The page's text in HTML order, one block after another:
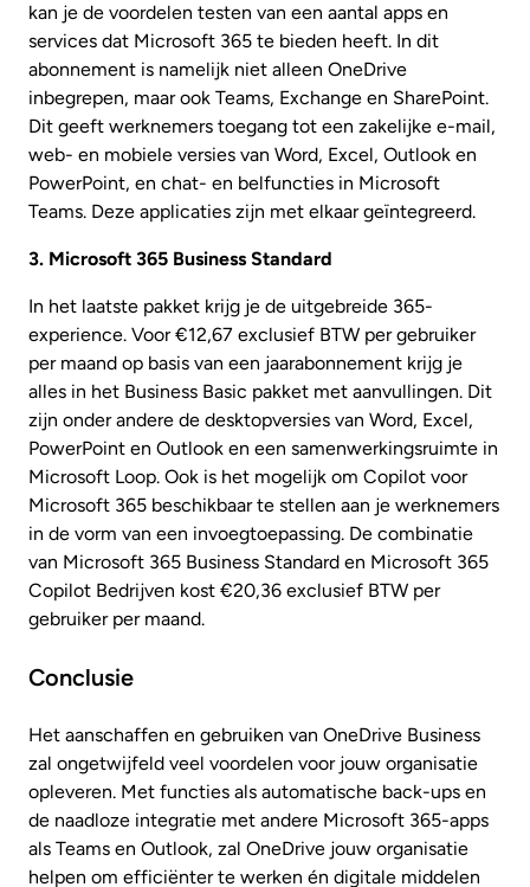
kan je de voordelen testen van een aantal apps en
services dat Microsoft 365 te bieden heeft. In dit
abonnement is namelijk niet alleen OneDrive
inbegrepen, maar ook Teams, Exchange en SharePoint.
Dit geeft werknemers toegang tot een zakelijke e-mail,
web- en mobiele versies van Word, Excel, Outlook en
PowerPoint, en chat- en belfuncties in Microsoft
Teams. Deze applicaties zijn met elkaar geïntegreerd.
3. Microsoft 365 Business Standard
In het laatste pakket krijg je de uitgebreide 365-
experience. Voor €12,67 exclusief BTW per gebruiker
per maand op basis van een jaarabonnement krijg je
alles in het Business Basic pakket met aanvullingen. Dit
zijn onder andere de desktopversies van Word, Excel,
PowerPoint en Outlook en een samenwerkingsruimte in
Microsoft Loop. Ook is het mogelijk om Copilot voor
Microsoft 365 beschikbaar te stellen aan je werknemers
in de vorm van een invoegtoepassing. De combinatie
van Microsoft 365 Business Standard en Microsoft 365
Copilot Bedrijven kost €20,36 exclusief BTW per
gebruiker per maand.
Conclusie
Het aanschaffen en gebruiken van OneDrive Business
zal ongetwijfeld veel voordelen voor jouw organisatie
opleveren. Met functies als automatische back-ups en
de naadloze integratie met andere Microsoft 365-apps
als Teams en Outlook, zal OneDrive jouw organisatie
helpen om efficiënter te werken én digitale middelen